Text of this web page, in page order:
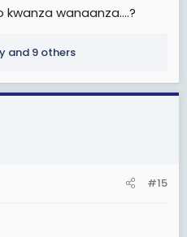
wanaanza….?
and 9 others
#15